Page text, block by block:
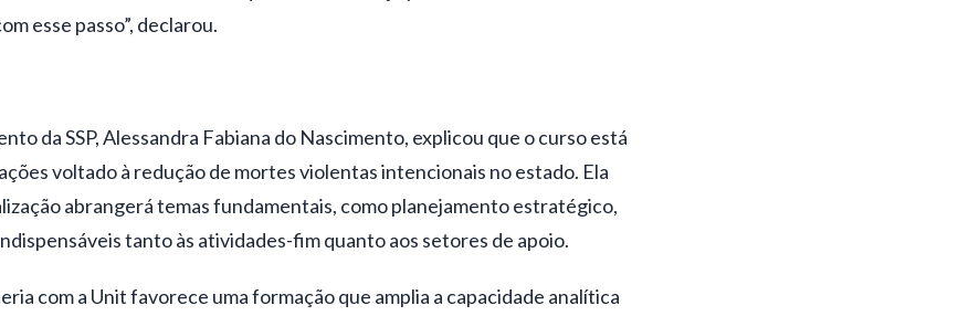
esse passo”, declarou.
da SSP, Alessandra Fabiana do Nascimento, explicou que o curso está
voltado à redução de mortes violentas intencionais no estado. Ela
abrangerá temas fundamentais, como planejamento estratégico,
tanto às atividades-fim quanto aos setores de apoio.
com a Unit favorece uma formação que amplia a capacidade analítica